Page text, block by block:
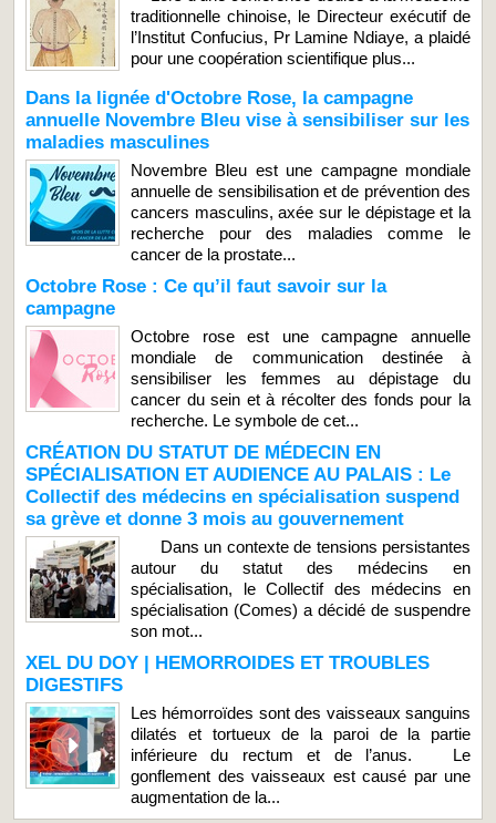
traditionnelle chinoise, le Directeur exécutif de
l’Institut Confucius, Pr Lamine Ndiaye, a plaidé
pour une coopération scientifique plus...
Dans la lignée d'Octobre Rose, la campagne
annuelle Novembre Bleu vise à sensibiliser sur les
maladies masculines
Novembre Bleu est une campagne mondiale
annuelle de sensibilisation et de prévention des
cancers masculins, axée sur le dépistage et la
recherche pour des maladies comme le
cancer de la prostate...
Octobre Rose : Ce qu’il faut savoir sur la
campagne
Octobre rose est une campagne annuelle
mondiale de communication destinée à
sensibiliser les femmes au dépistage du
cancer du sein et à récolter des fonds pour la
recherche. Le symbole de cet...
CRÉATION DU STATUT DE MÉDECIN EN
SPÉCIALISATION ET AUDIENCE AU PALAIS : Le
Collectif des médecins en spécialisation suspend
sa grève et donne 3 mois au gouvernement
Dans un contexte de tensions persistantes
autour du statut des médecins en
spécialisation, le Collectif des médecins en
spécialisation (Comes) a décidé de suspendre
son mot...
XEL DU DOY | HEMORROIDES ET TROUBLES
DIGESTIFS
Les hémorroïdes sont des vaisseaux sanguins
dilatés et tortueux de la paroi de la partie
inférieure du rectum et de l’anus. Le
gonflement des vaisseaux est causé par une
augmentation de la...